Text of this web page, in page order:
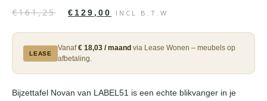
€161,25 € 129,00 INCL B.T.W
LEASE
Vanaf€ 18,03 / maand via Lease Wonen – meubels op
afbetaling.
Bijzettafel Novan van LABEL51 is een echte blikvanger in je